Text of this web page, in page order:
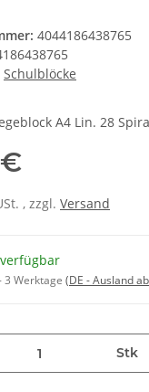
4044186438765
Schulblöcke
A4 Lin. 28
, zzgl. Versand
3 Werktage (DE - Ausland
Stk